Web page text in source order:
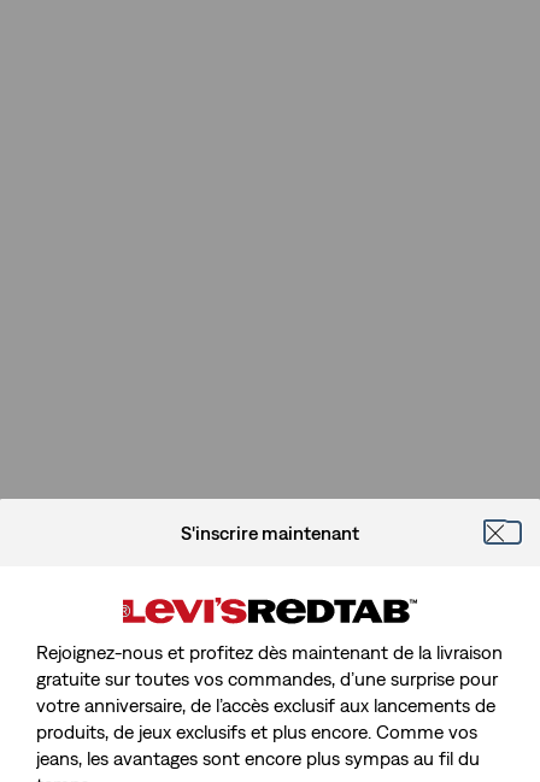
S'inscrire maintenant
Rejoignez-nous et profitez dès maintenant de la livraison
gratuite sur toutes vos commandes, d’une surprise pour
votre anniversaire, de l’accès exclusif aux lancements de
produits, de jeux exclusifs et plus encore. Comme vos
jeans, les avantages sont encore plus sympas au fil du